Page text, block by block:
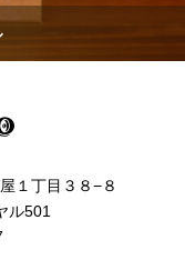
１丁目３８−８
ル501